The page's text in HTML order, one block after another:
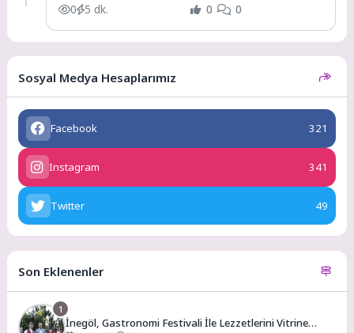
ve...
0 5 dk. 0 0
Sosyal Medya Hesaplarımız
Facebook 321
Instagram 341
Twitter 49
Son Eklenenler
1
İnegöl, Gastronomi Festivali İle Lezzetlerini Vitrine